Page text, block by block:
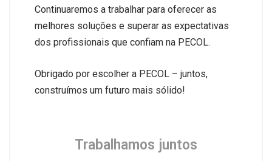
Continuaremos a trabalhar para oferecer as
melhores soluções e superar as expectativas
dos profissionais que confiam na PECOL.
Obrigado por escolher a PECOL – juntos,
construímos um futuro mais sólido!
Trabalhamos juntos